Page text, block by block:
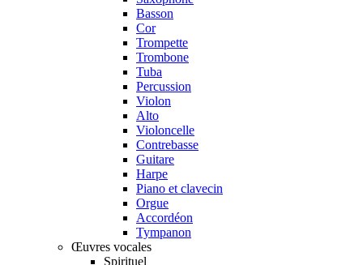
Basson
Cor
Trompette
Trombone
Tuba
Percussion
Violon
Alto
Violoncelle
Contrebasse
Guitare
Harpe
Piano et clavecin
Orgue
Accordéon
Tympanon
Œuvres vocales
Spirituel